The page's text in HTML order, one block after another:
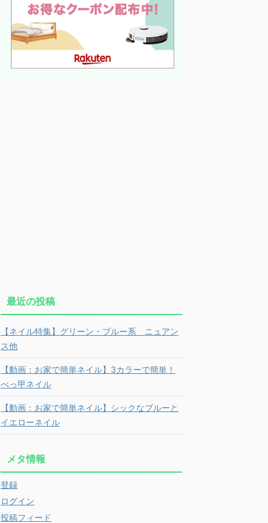
最近の投稿
【ネイル特集】グリーン・ブルー系 ニュアン
ス他
【動画：お家で簡単ネイル】3カラーで簡単！
べっ甲ネイル
【動画：お家で簡単ネイル】シックなブルーと
イエローネイル
メタ情報
登録
ログイン
投稿フィード